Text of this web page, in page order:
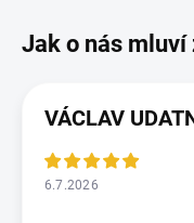
VÁCLAV
6.7.2026